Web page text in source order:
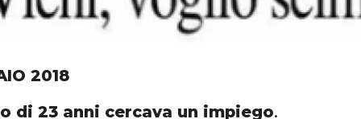
2018
di 23 anni cercava un impiego.